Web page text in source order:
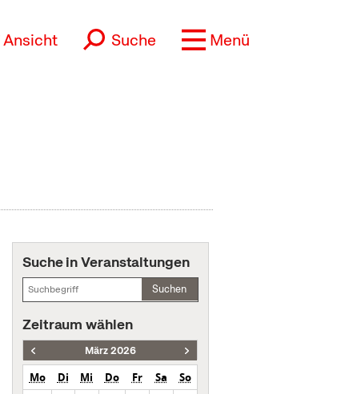
Ansicht Suche Menü
Suche in Veranstaltungen
Suchen
Zeitraum wählen
März 2026
Mo Di Mi Do Fr Sa
So